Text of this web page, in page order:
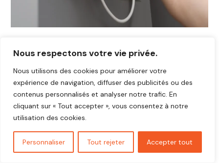
Nous respectons votre vie privée.
Nous utilisons des cookies pour améliorer votre
expérience de navigation, diffuser des publicités ou des
contenus personnalisés et analyser notre trafic. En
cliquant sur « Tout accepter », vous consentez à notre
utilisation des cookies.
Personnaliser Tout rejeter Accepter tout